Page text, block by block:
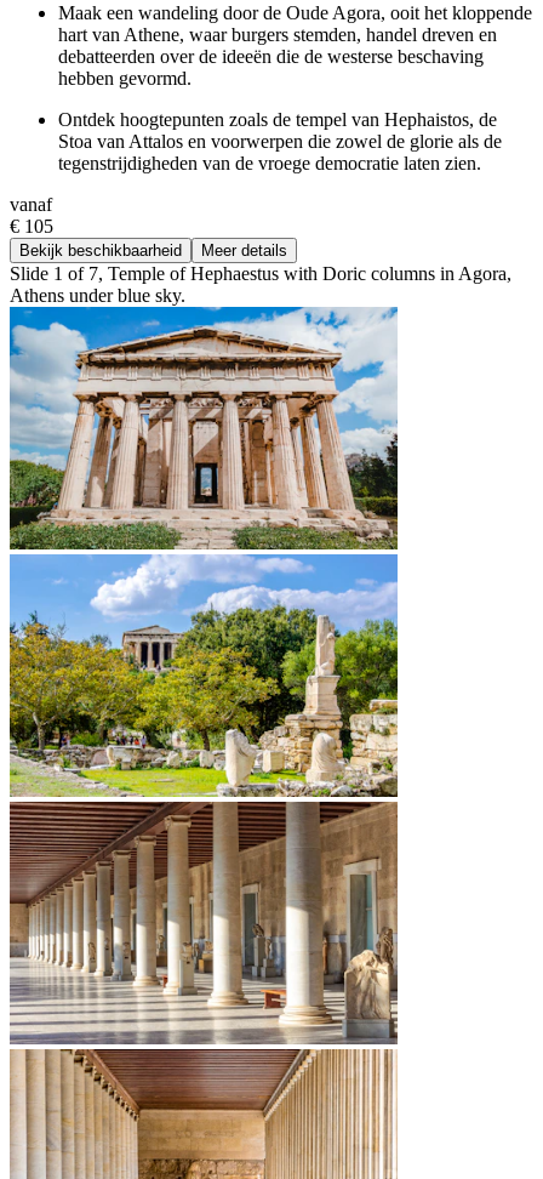
Maak een wandeling door de Oude Agora, ooit het kloppende
hart van Athene, waar burgers stemden, handel dreven en
debatteerden over de ideeën die de westerse beschaving
hebben gevormd.
Ontdek hoogtepunten zoals de tempel van Hephaistos, de
Stoa van Attalos en voorwerpen die zowel de glorie als de
tegenstrijdigheden van de vroege democratie laten zien.
vanaf
€ 105
Bekijk beschikbaarheid Meer details
Slide 1 of 7, Temple of Hephaestus with Doric columns in Agora,
Athens under blue sky.